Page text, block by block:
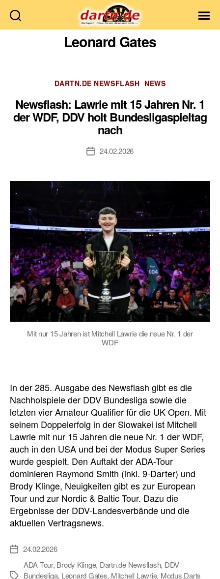
Dartn.de
Leonard Gates
Kategorien
DARTN.DE NEWSFLASH NEWS
Newsflash: Lawrie mit 15 Jahren Nr. 1
der WDF, DDV holt Bundesligaspieltag
nach
Veröffentlichungsdatum
24.02.2026
Mit nur 15 Jahren ist Mitchell Lawrie die neue Nr. 1 der
WDF
In der 285. Ausgabe des Newsflash gibt es die
Nachholspiele der DDV Bundesliga sowie die
letzten vier Amateur Qualifier für die UK Open. Mit
seinem Doppelerfolg in der Slowakei ist Mitchell
Lawrie mit nur 15 Jahren die neue Nr. 1 der WDF,
auch in den USA und bei der Modus Super Series
wurde gespielt. Den Auftakt der ADA-Tour
dominieren Raymond Smith (inkl. 9-Darter) und
Brody Klinge, Neuigkeiten gibt es zur European
Tour und zur Nordic & Baltic Tour. Dazu die
Ergebnisse der DDV-Landesverbände und die
aktuellen Vertragsnews.
Veröffentlichungsdatum
24.02.2026
Schlagwörter
ADA Tour, Brody Klinge, Dartn.de Newsflash, DDV
Bundesliga, Leonard Gates, Mitchell Lawrie, Modus Darts